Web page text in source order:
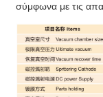
σύμφωνα με τις